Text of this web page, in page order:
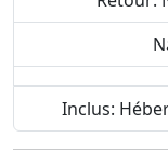
Inclus: